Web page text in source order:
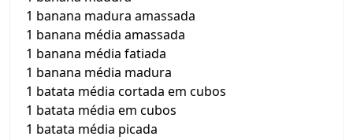
1 banana madura amassada
1 banana média amassada
1 banana média fatiada
1 banana média madura
1 batata média cortada em cubos
1 batata média em cubos
1 batata média picada